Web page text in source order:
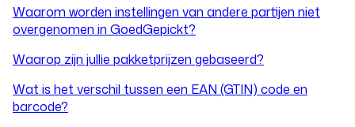
Waarom worden instellingen van andere partijen niet
overgenomen in GoedGepickt?
Waarop zijn jullie pakketprijzen gebaseerd?
Wat is het verschil tussen een EAN (GTIN) code en
barcode?